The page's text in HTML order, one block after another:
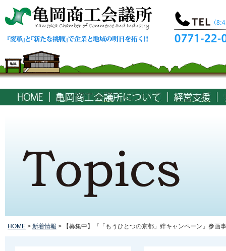
HOME > 新着情報 > 【募集中】『「もうひとつの京都」絆キャンペーン』参画